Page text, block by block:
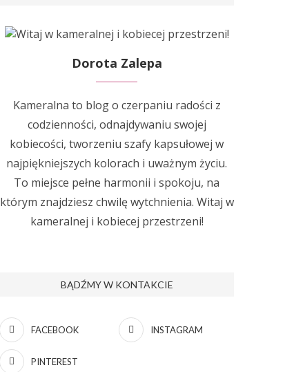
Dorota Zalepa
Kameralna to blog o czerpaniu radości z
codzienności, odnajdywaniu swojej
kobiecości, tworzeniu szafy kapsułowej w
najpiękniejszych kolorach i uważnym życiu.
To miejsce pełne harmonii i spokoju, na
którym znajdziesz chwilę wytchnienia. Witaj w
kameralnej i kobiecej przestrzeni!
BĄDŹMY W KONTAKCIE
FACEBOOK INSTAGRAM
PINTEREST